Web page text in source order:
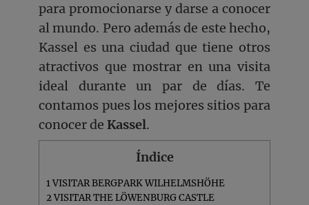
para promocionarse y darse a conocer
al mundo. Pero además de este hecho,
Kassel es una ciudad que tiene otros
atractivos que mostrar en una visita
ideal durante un par de días. Te
contamos pues los mejores sitios para
conocer de Kassel.
Índice
1VISITAR BERGPARK WILHELMSHÖHE
2VISITAR THE LÖWENBURG CASTLE